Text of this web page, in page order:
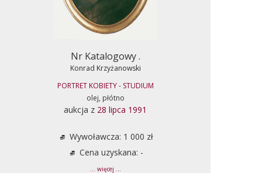
Nr Katalogowy .
Konrad Krzyżanowski
PORTRET KOBIETY - STUDIUM
olej, płótno
aukcja z 28 lipca 1991
Wywoławcza: 1 000 zł
Cena uzyskana: -
... więcej ...